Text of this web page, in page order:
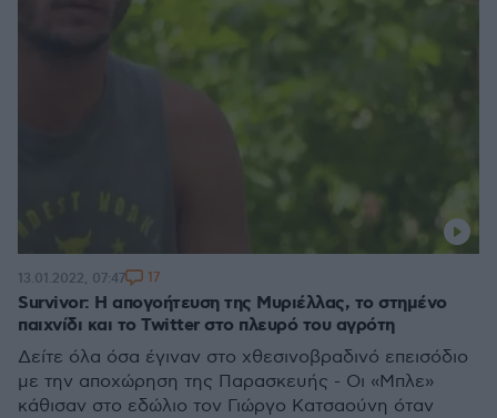
Survivor: Η απογοήτευση της Μυριέλλας, το στημένο
παιχνίδι και το Twitter στο πλευρό του αγρότη
Δείτε όλα όσα έγιναν στο χθεσινοβραδινό επεισόδιο
με την αποχώρηση της Παρασκευής - Οι «Μπλε»
κάθισαν στο εδώλιο τον Γιώργο Κατσαούνη όταν
13.01.2022, 07:47 17